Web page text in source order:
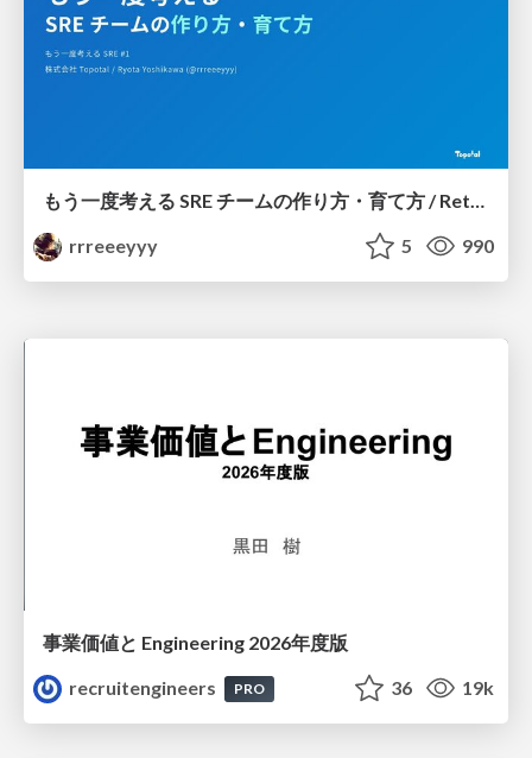
rrreeeyyy
5 990
事業価値と Engineering 2026年度版
recruitengineers
PRO 36 19k